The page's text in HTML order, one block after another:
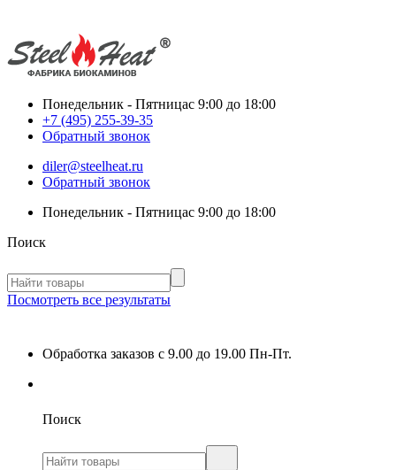
Понедельник - Пятницас 9:00 до 18:00
+7 (495) 255-39-35
Обратный звонок
diler@steelheat.ru
Обратный звонок
Понедельник - Пятницас 9:00 до 18:00
Поиск
Посмотреть все результаты
Обработка заказов с 9.00 до 19.00 Пн-Пт.
Поиск